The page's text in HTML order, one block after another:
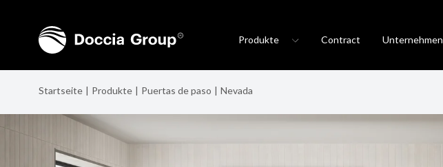
Produkte Contract Unternehmen
Startseite Produkte Puertas de paso Nevada